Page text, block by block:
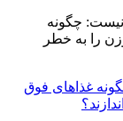
غذاهای فوق